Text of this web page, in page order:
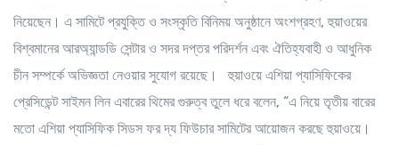
নিয়েছেন। এ সামিটে প্রযুক্তি ও সংস্কৃতি বিনিময় অনুষ্ঠানে অংশগ্রহণ, হুয়াওয়ের
বিশ্বমানের আরঅ্যান্ডডি সেন্টার ও সদর দপ্তর পরিদর্শন এবং ঐতিহ্যবাহী ও আধুনিক
চীন সম্পর্কে অভিজ্ঞতা নেওয়ার সুযোগ রয়েছে। হুয়াওয়ে এশিয়া প্যাসিফিকের
প্রেসিডেন্ট সাইমন লিন এবারের থিমের গুরুত্ব তুলে ধরে বলেন, “এ নিয়ে তৃতীয় বারের
মতো এশিয়া প্যাসিফিক সিডস ফর দ্য ফিউচার সামিটের আয়োজন করছে হুয়াওয়ে।